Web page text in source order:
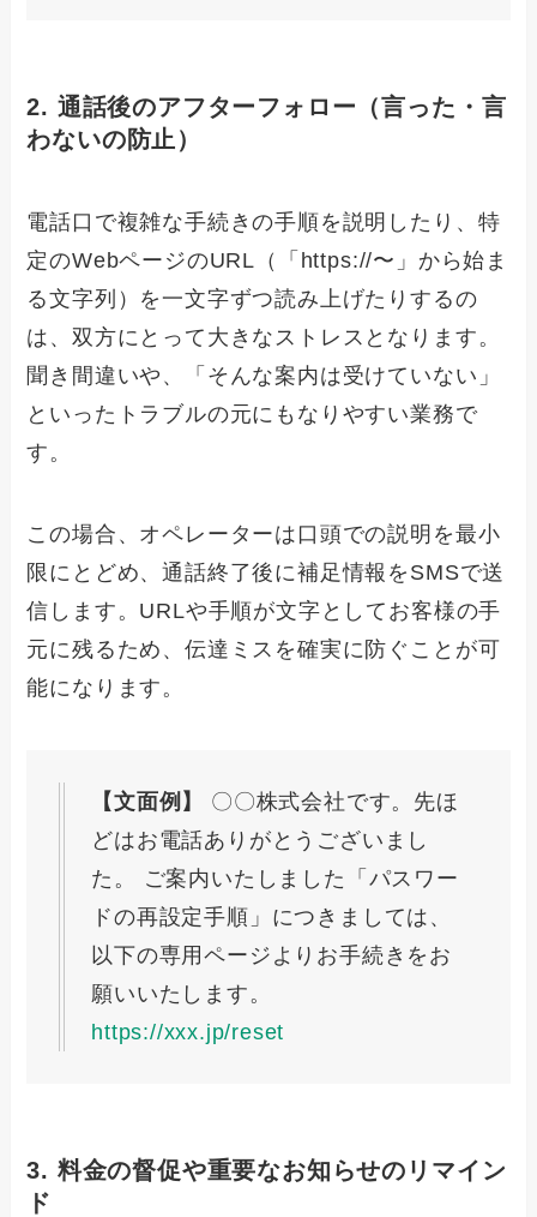
2. 通話後のアフターフォロー（言った・言
わないの防止）
電話口で複雑な手続きの手順を説明したり、特
定のWebページのURL（「https://〜」から始ま
る文字列）を一文字ずつ読み上げたりするの
は、双方にとって大きなストレスとなります。
聞き間違いや、「そんな案内は受けていない」
といったトラブルの元にもなりやすい業務で
す。
この場合、オペレーターは口頭での説明を最小
限にとどめ、通話終了後に補足情報をSMSで送
信します。URLや手順が文字としてお客様の手
元に残るため、伝達ミスを確実に防ぐことが可
能になります。
【文面例】
〇〇株式会社です。先ほ
どはお電話ありがとうございまし
た。 ご案内いたしました「パスワー
ドの再設定手順」につきましては、
以下の専用ページよりお手続きをお
願いいたします。
https://xxx.jp/reset
3. 料金の督促や重要なお知らせのリマイン
ド